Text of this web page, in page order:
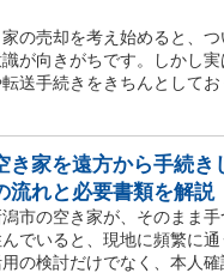
の売却を考え始めると、
が向きがちです。しかし
送手続きをきちんとしてお
き家を遠方から手続き
流れと必要書類を解説
市の空き家が、そのまま
でいると、現地に頻繁に
の検討だけでなく、本人確